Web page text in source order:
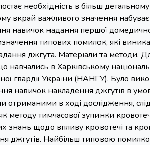
необхідність в більш
вкрай важливого значення
навичок надання першої
типових помилок, які
джгута. Матеріали та методи.
навчались в Харківському
гвардії України (НАНГУ). Було
навичок накладення джгутів в
в ході дослідження,
тимчасової зупинки
щодо впливу кровотечі та
джгутів. Найбільш типовою